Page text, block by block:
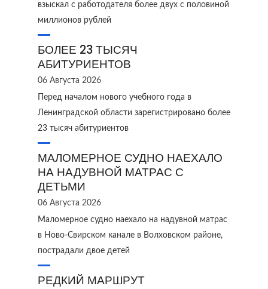
взыскал с работодателя более двух с половиной
миллионов рублей
БОЛЕЕ 23 ТЫСЯЧ
АБИТУРИЕНТОВ
06 Августа 2026
Перед началом нового учебного года в
Ленинградской области зарегистрировано более
23 тысяч абитуриентов
МАЛОМЕРНОЕ СУДНО НАЕХАЛО
НА НАДУВНОЙ МАТРАС С
ДЕТЬМИ
06 Августа 2026
Маломерное судно наехало на надувной матрас
в Ново‑Свирском канале в Волховском районе,
пострадали двое детей
РЕДКИЙ МАРШРУТ